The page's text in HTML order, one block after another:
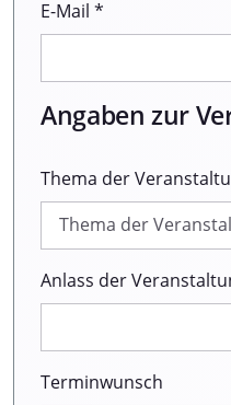
E-Mail *
Angaben zur
Thema der
Anlass der
Terminwunsch